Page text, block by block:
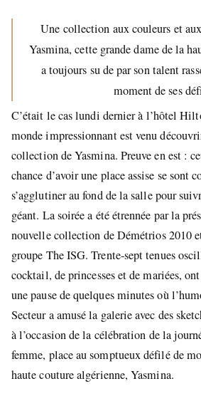
Une collection aux couleurs et
Yasmina, cette grande dame de la
a toujours su de par son talent
moment de ses
C’était le cas lundi dernier à l’hôtel
monde impressionnant est venu
collection de Yasmina. Preuve en est :
chance d’avoir une place assise se sont
s’agglutiner au fond de la salle pour
géant. La soirée a été étrennée par la
nouvelle collection de Démétrios 2010
groupe The ISG. Trente-sept tenues
cocktail, de princesses et de mariées,
une pause de quelques minutes où
Secteur a amusé la galerie avec des
à l’occasion de la célébration de la
femme, place au somptueux défilé de
haute couture algérienne, Yasmina.